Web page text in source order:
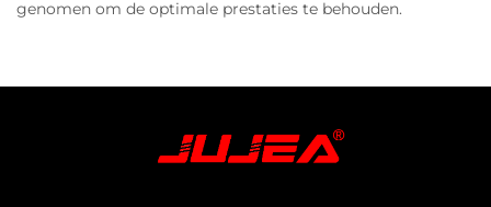
genomen om de optimale prestaties te behouden.